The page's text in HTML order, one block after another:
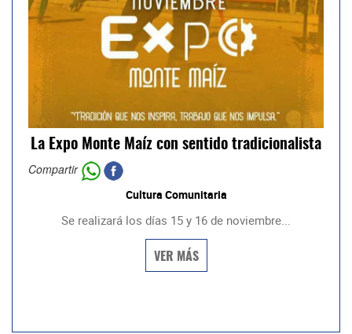
La Expo Monte Maíz con sentido tradicionalista
Compartir
Cultura Comunitaria
Se realizará los días 15 y 16 de noviembre...
VER MÁS